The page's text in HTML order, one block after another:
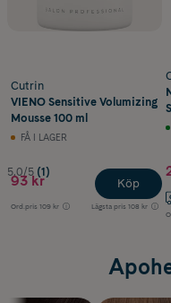
Cutrin
VIENO Sensitive Volumizing
Mousse 100 ml
FÅ I LAGER
5.0/5 (1)
93 kr
Ord.pris 109 kr Lägsta pris 108 kr
Köp